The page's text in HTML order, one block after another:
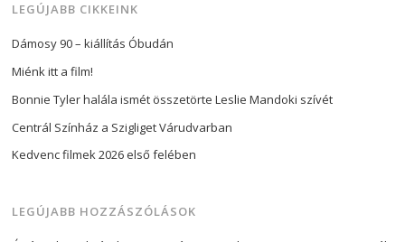
LEGÚJABB CIKKEINK
Dámosy 90 – kiállítás Óbudán
Miénk itt a film!
Bonnie Tyler halála ismét összetörte Leslie Mandoki szívét
Centrál Színház a Szigliget Várudvarban
Kedvenc filmek 2026 első felében
LEGÚJABB HOZZÁSZÓLÁSOK